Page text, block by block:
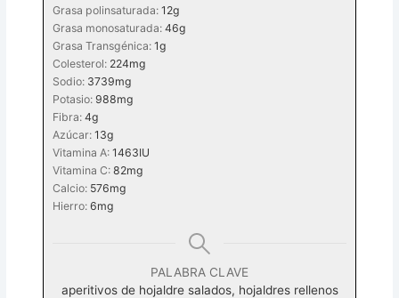
Grasa polinsaturada:12g
Grasa monosaturada:46g
Grasa Transgénica:1g
Colesterol: 224mg
Sodio: 3739mg
Potasio:988mg
Fibra:4g
Azúcar:13g
Vitamina A:1463IU
Vitamina C:82mg
Calcio: 576mg
Hierro:6mg
PALABRA CLAVE
aperitivos de hojaldre salados, hojaldres rellenos